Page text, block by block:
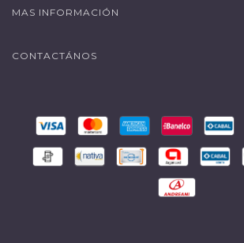
MAS INFORMACIÓN
CONTACTÁNOS